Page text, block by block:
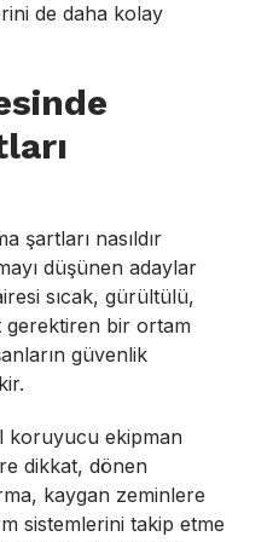
de daha kolay
şartları nasıldır
düşünen adaylar
sıcak, gürültülü,
gerektiren bir ortam
güvenlik
koruyucu ekipman
dikkat, dönen
kaygan zeminlere
sistemlerini takip etme